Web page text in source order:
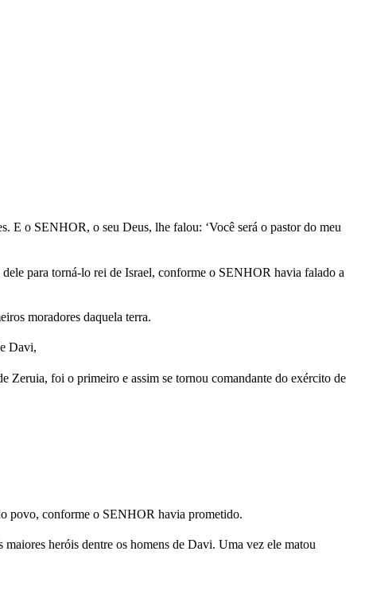
E o SENHOR, o seu Deus, lhe falou: ‘Você será o pastor do meu
para torná-lo rei de Israel, conforme o SENHOR havia falado a
moradores daquela terra.
Davi,
Zeruia, foi o primeiro e assim se tornou comandante do exército de
povo, conforme o SENHOR havia prometido.
heróis dentre os homens de Davi. Uma vez ele matou